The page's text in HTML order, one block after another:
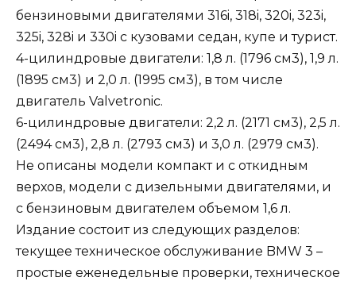
бензиновыми двигателями 316i, 318i, 320i, 323i,
325i, 328i и 330i с кузовами седан, купе и турист.
4-цилиндровые двигатели: 1,8 л. (1796 см3), 1,9 л.
(1895 см3) и 2,0 л. (1995 см3), в том числе
двигатель Valvetronic.
6-цилиндровые двигатели: 2,2 л. (2171 см3), 2,5 л.
(2494 см3), 2,8 л. (2793 см3) и 3,0 л. (2979 см3).
Не описаны модели компакт и с откидным
верхов, модели с дизельными двигателями, и
с бензиновым двигателем объемом 1,6 л.
Издание состоит из следующих разделов:
текущее техническое обслуживание BMW 3 –
простые еженедельные проверки, техническое